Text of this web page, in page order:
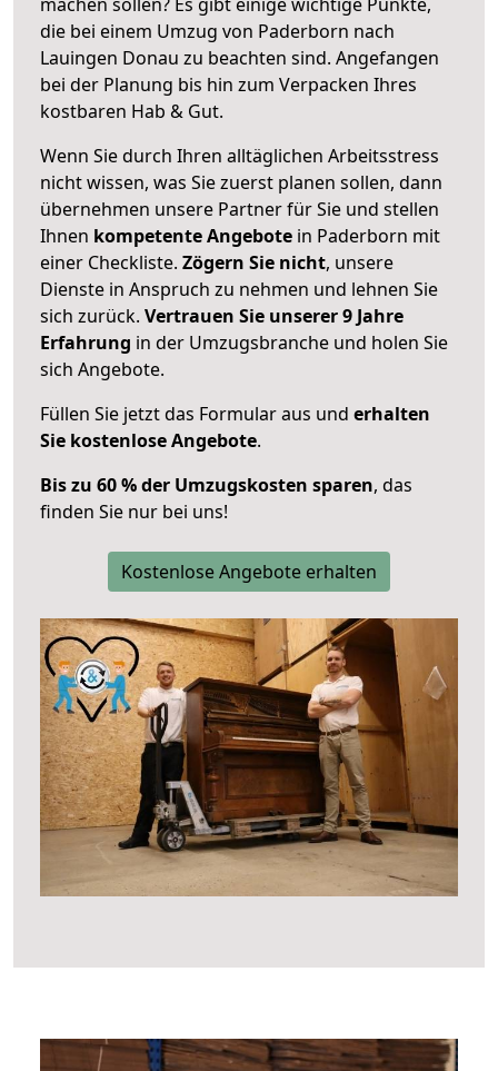
die bei einem Umzug von Paderborn nach
Lauingen Donau zu beachten sind. Angefangen
bei der Planung bis hin zum Verpacken Ihres
kostbaren Hab & Gut.
Wenn Sie durch Ihren alltäglichen Arbeitsstress
nicht wissen, was Sie zuerst planen sollen, dann
übernehmen unsere Partner für Sie und stellen
Ihnen kompetente Angebote in Paderborn mit
einer Checkliste. Zögern Sie nicht, unsere
Dienste in Anspruch zu nehmen und lehnen Sie
sich zurück. Vertrauen Sie unserer 9 Jahre
Erfahrung in der Umzugsbranche und holen Sie
sich Angebote.
Füllen Sie jetzt das Formular aus und erhalten
Sie kostenlose Angebote.
Bis zu 60 % der Umzugskosten sparen, das
finden Sie nur bei uns!
Kostenlose Angebote erhalten